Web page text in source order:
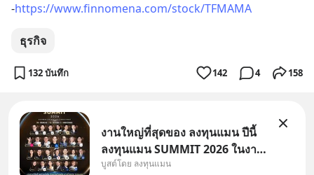
-https://www.finnomena.com/stock/TFMAMA
ธุรกิจ
132 บันทึก 142 4 158
งานใหญ่ที่สุดของ ลงทุนแมน ปีนี้
ลงทุนแมน SUMMIT 2026 ในงาน
นี้จะมีเจ้าของธุรกิจ Dr.PONG,
บูสต์โดย ลงทุนแมน